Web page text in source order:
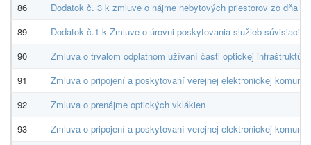
86
Dodatok č. 3 k zmluve o nájme nebytových priestorov zo dňa
89
Dodatok č.1 k Zmluve o úrovni poskytovania služieb
90
Zmluva o trvalom odplatnom užívaní časti optickej
91
Zmluva o pripojení a poskytovaní verejnej elektronickej
92
Zmluva o prenájme optických vklákien
93
Zmluva o pripojení a poskytovaní verejnej elektronickej